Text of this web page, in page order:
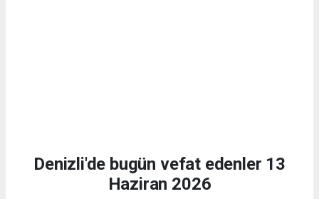
Denizli'de bugün vefat edenler 13
Haziran 2026